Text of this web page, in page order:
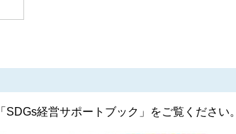
経営サポートブック」をご覧ください。